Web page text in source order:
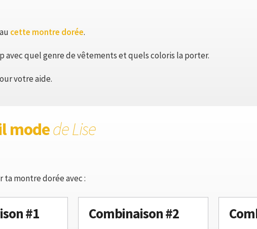
cette montre dorée.
avec quel genre de vêtements et quels coloris la porter.
votre aide.
modede Lise
ta montre dorée avec :
#1 Combinaison #2